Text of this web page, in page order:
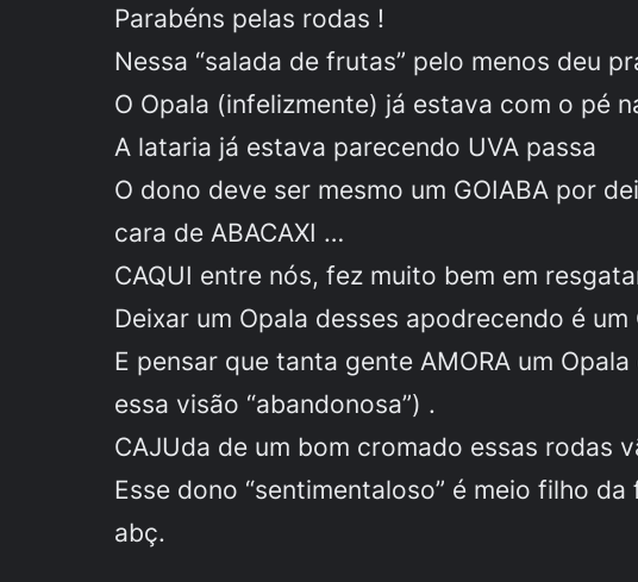
Parabéns pelas rodas !
Nessa “salada de frutas” pelo menos deu
O Opala (infelizmente) já estava com o pé
A lataria já estava parecendo UVA passa
O dono deve ser mesmo um GOIABA por
cara de ABACAXI …
CAQUI entre nós, fez muito bem em
Deixar um Opala desses apodrecendo é um
E pensar que tanta gente AMORA um
essa visão “abandonosa”) .
CAJUda de um bom cromado essas rodas
Esse dono “sentimentaloso” é meio filho
abç.